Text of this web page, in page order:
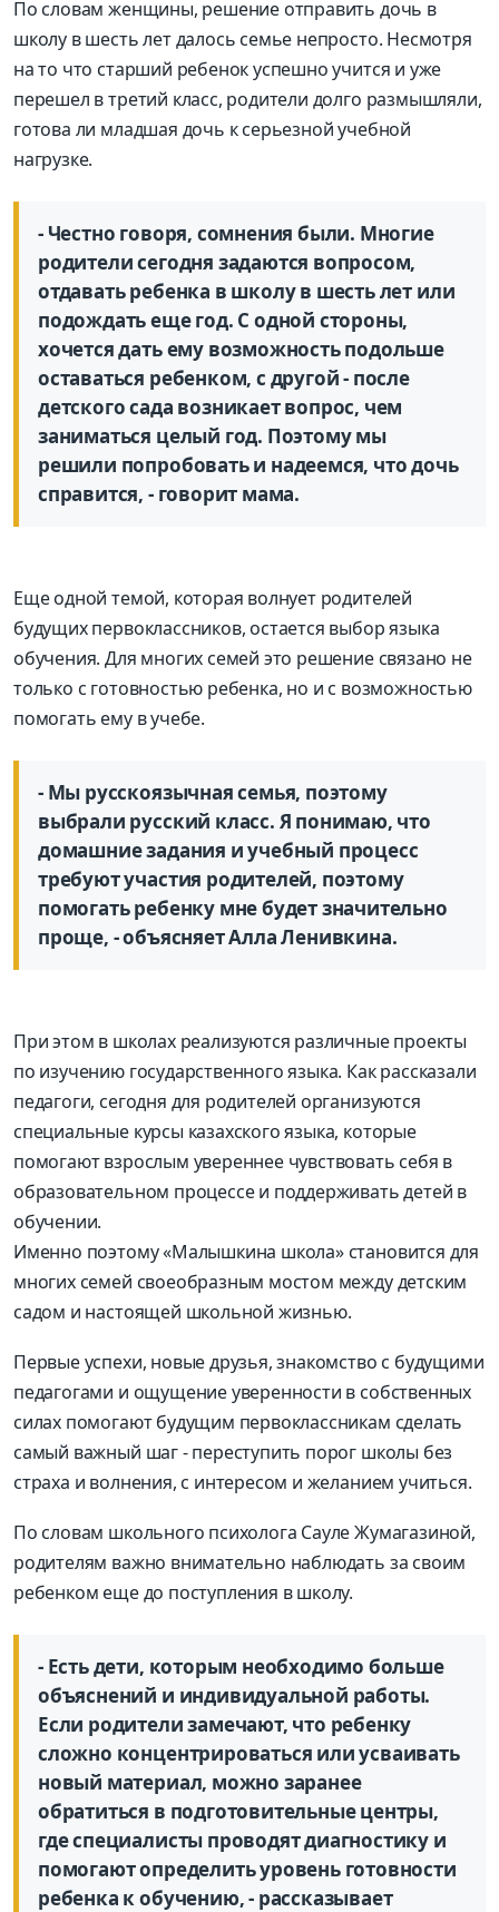
По словам женщины, решение отправить дочь в
школу в шесть лет далось семье непросто. Несмотря
на то что старший ребенок успешно учится и уже
перешел в третий класс, родители долго размышляли,
готова ли младшая дочь к серьезной учебной
нагрузке.
- Честно говоря, сомнения были. Многие
родители сегодня задаются вопросом,
отдавать ребенка в школу в шесть лет или
подождать еще год. С одной стороны,
хочется дать ему возможность подольше
оставаться ребенком, с другой - после
детского сада возникает вопрос, чем
заниматься целый год. Поэтому мы
решили попробовать и надеемся, что дочь
справится, - говорит мама.
Еще одной темой, которая волнует родителей
будущих первоклассников, остается выбор языка
обучения. Для многих семей это решение связано не
только с готовностью ребенка, но и с возможностью
помогать ему в учебе.
- Мы русскоязычная семья, поэтому
выбрали русский класс. Я понимаю, что
домашние задания и учебный процесс
требуют участия родителей, поэтому
помогать ребенку мне будет значительно
проще, - объясняет Алла Ленивкина.
При этом в школах реализуются различные проекты
по изучению государственного языка. Как рассказали
педагоги, сегодня для родителей организуются
специальные курсы казахского языка, которые
помогают взрослым увереннее чувствовать себя в
образовательном процессе и поддерживать детей в
обучении.
Именно поэтому «Малышкина школа» становится для
многих семей своеобразным мостом между детским
садом и настоящей школьной жизнью.
Первые успехи, новые друзья, знакомство с будущими
педагогами и ощущение уверенности в собственных
силах помогают будущим первоклассникам сделать
самый важный шаг - переступить порог школы без
страха и волнения, с интересом и желанием учиться.
По словам школьного психолога Сауле Жумагазиной,
родителям важно внимательно наблюдать за своим
ребенком еще до поступления в школу.
- Есть дети, которым необходимо больше
объяснений и индивидуальной работы.
Если родители замечают, что ребенку
сложно концентрироваться или усваивать
новый материал, можно заранее
обратиться в подготовительные центры,
где специалисты проводят диагностику и
помогают определить уровень готовности
ребенка к обучению, - рассказывает